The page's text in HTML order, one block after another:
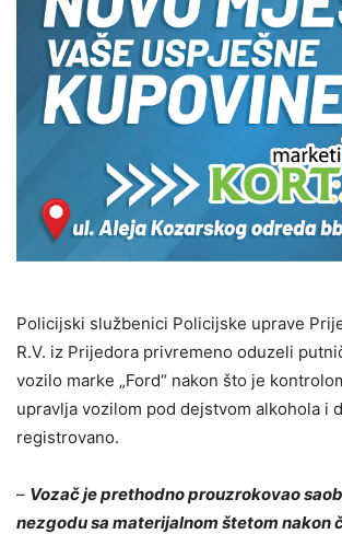
Policijski službenici Policijske uprave
R.V. iz Prijedora privremeno oduzeli
vozilo marke „Ford“ nakon što je
upravlja vozilom pod dejstvom alkohola i
registrovano.
– Vozač je prethodno prouzrokovao
nezgodu sa materijalnom štetom nakon